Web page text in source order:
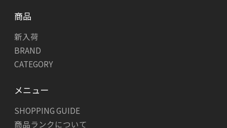
商品
新入荷
BRAND
CATEGORY
メニュー
SHOPPING GUIDE
商品ランクについて